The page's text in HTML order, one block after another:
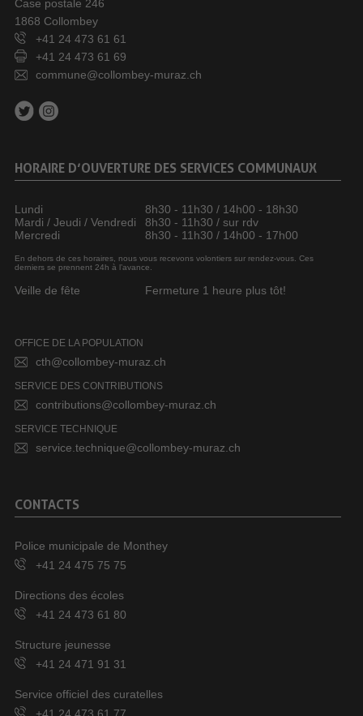
Case postale 246
1868 Collombey
+41 24 473 61 61
+41 24 473 61 69
commune@collombey-muraz.ch
HORAIRE D’OUVERTURE DES SERVICES COMMUNAUX
Lundi
8h30 - 11h30 / 14h00 - 18h30
Mardi / Jeudi / Vendredi
8h30 - 11h30 / sur rdv
Mercredi
8h30 - 11h30 / 14h00 - 17h00
En dehors de ces horaires, nous vous recevons volontiers sur rendez-vous. Ces
derniers se prennent 24h à l’avance.
Veille de fête Fermeture 1 heure plus tôt!
OFFICE DE LA POPULATION
cth@collombey-muraz.ch
SERVICE DES CONTRIBUTIONS
contributions@collombey-muraz.ch
SERVICE TECHNIQUE
service.technique@collombey-muraz.ch
CONTACTS
Police municipale de Monthey
+41 24 475 75 75
Directions des écoles
+41 24 473 61 80
Structure jeunesse
+41 24 471 91 31
Service officiel des curatelles
+41 24 473 61 77